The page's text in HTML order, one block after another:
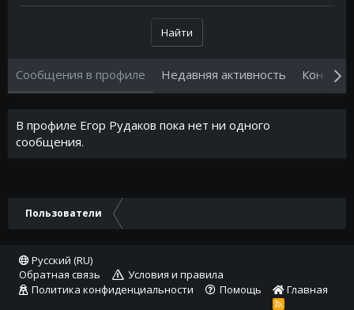
Найти
Сообщения в профиле Недавняя активность Контент
В профиле Егор Рудаков пока нет ни одного
сообщения.
Пользователи
Русский (RU)
Обратная связь
Условия и правила
Политика конфиденциальности
Помощь Главная
R